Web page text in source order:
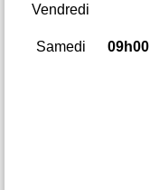
Vendredi
Samedi 09h00